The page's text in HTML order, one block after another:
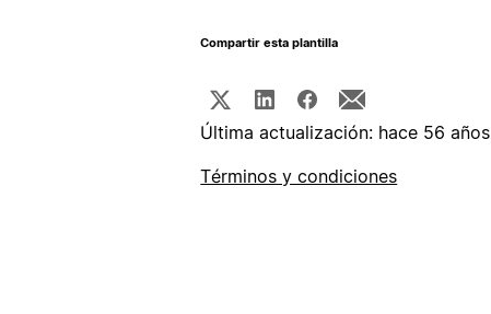
Compartir esta plantilla
Última actualización: hace 56 años
Términos y condiciones